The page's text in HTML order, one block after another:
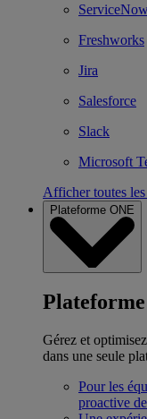
Freshworks
Jira
Salesforce
Slack
Microsoft
Afficher toutes
Plateforme ONE
Gérez et
dans une seule
Pour les
proactive